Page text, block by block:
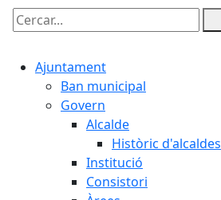
Cercar:
Ajuntament
Ban municipal
Govern
Alcalde
Històric d'alcaldes
Institució
Consistori